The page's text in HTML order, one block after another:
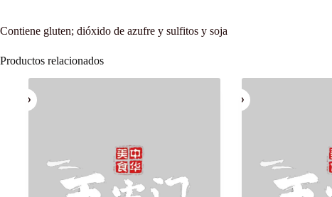
Contiene gluten; dióxido de azufre y sulfitos y soja
Productos relacionados